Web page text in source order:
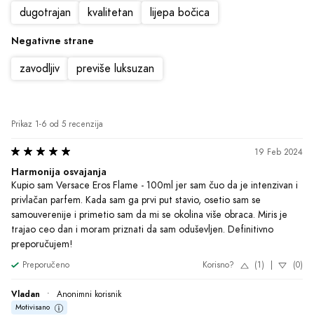
dugotrajan kvalitetan lijepa bočica
Negativne strane
zavodljiv previše luksuzan
Prikaz 1-6 od 5 recenzija
19 Feb 2024
Harmonija osvajanja
Kupio sam Versace Eros Flame - 100ml jer sam čuo da je intenzivan i
privlačan parfem. Kada sam ga prvi put stavio, osetio sam se
samouverenije i primetio sam da mi se okolina više obraca. Miris je
trajao ceo dan i moram priznati da sam oduševljen. Definitivno
preporučujem!
Preporučeno Korisno? (1) (0)
Vladan • Anonimni korisnik
Motivisano